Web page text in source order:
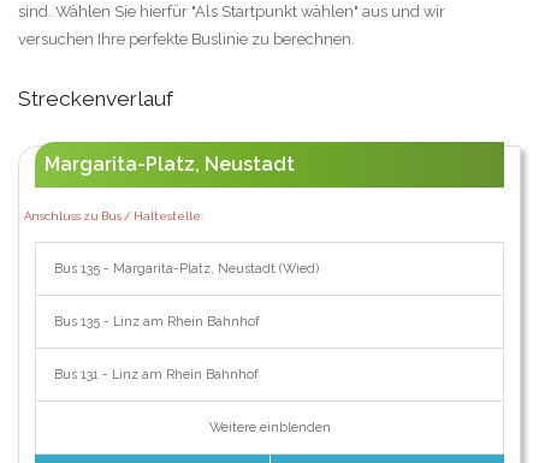
sind. Wählen Sie hierfür "Als Startpunkt wählen" aus und wir
versuchen Ihre perfekte Buslinie zu berechnen.
Streckenverlauf
Margarita-Platz, Neustadt
Anschluss zu Bus / Haltestelle:
Bus 135 - Margarita-Platz, Neustadt (Wied)
Bus 135 - Linz am Rhein Bahnhof
Bus 131 - Linz am Rhein Bahnhof
Weitere einblenden